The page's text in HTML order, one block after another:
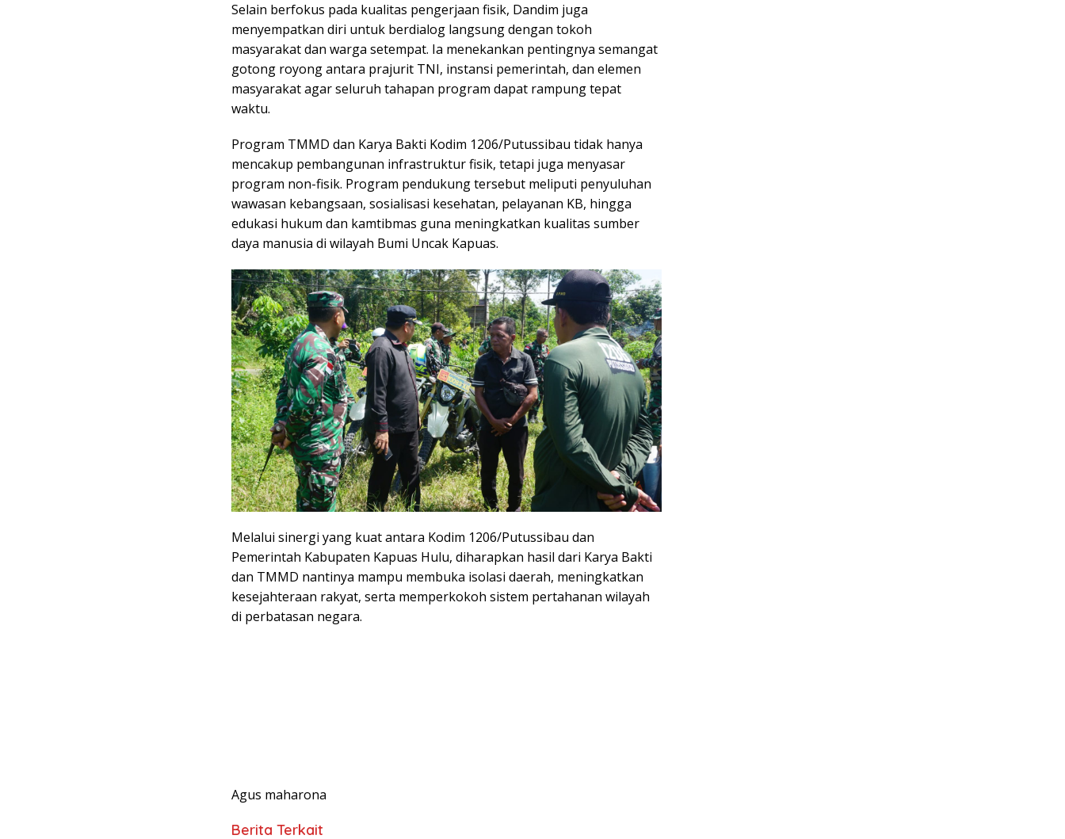
Selain berfokus pada kualitas pengerjaan fisik, Dandim juga
menyempatkan diri untuk berdialog langsung dengan tokoh
masyarakat dan warga setempat. Ia menekankan pentingnya semangat
gotong royong antara prajurit TNI, instansi pemerintah, dan elemen
masyarakat agar seluruh tahapan program dapat rampung tepat
waktu.
Program TMMD dan Karya Bakti Kodim 1206/Putussibau tidak hanya
mencakup pembangunan infrastruktur fisik, tetapi juga menyasar
program non-fisik. Program pendukung tersebut meliputi penyuluhan
wawasan kebangsaan, sosialisasi kesehatan, pelayanan KB, hingga
edukasi hukum dan kamtibmas guna meningkatkan kualitas sumber
daya manusia di wilayah Bumi Uncak Kapuas.
Melalui sinergi yang kuat antara Kodim 1206/Putussibau dan
Pemerintah Kabupaten Kapuas Hulu, diharapkan hasil dari Karya Bakti
dan TMMD nantinya mampu membuka isolasi daerah, meningkatkan
kesejahteraan rakyat, serta memperkokoh sistem pertahanan wilayah
di perbatasan negara.
Agus maharona
Berita Terkait